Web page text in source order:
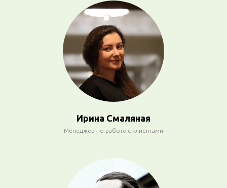
Ирина Смаляная
Менеджер по работе с клиентами